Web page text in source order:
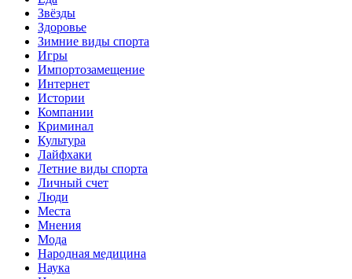
Звёзды
Здоровье
Зимние виды спорта
Игры
Импортозамещение
Интернет
Истории
Компании
Криминал
Культура
Лайфхаки
Летние виды спорта
Личный счет
Люди
Места
Мнения
Мода
Народная медицина
Наука